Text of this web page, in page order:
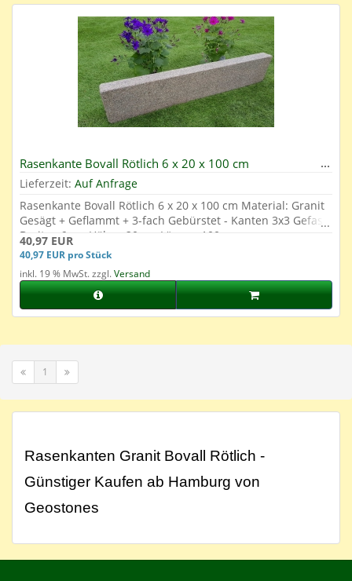
Rasenkante Bovall Rötlich 6 x 20 x 100 cm
Lieferzeit: Auf Anfrage
Rasenkante Bovall Rötlich 6 x 20 x 100 cm Material: Granit
Gesägt + Geflammt + 3-fach Gebürstet - Kanten 3x3 Gefast
Breite: 6 cm Höhe: 20 cm Länge: 100 cm
40,97 EUR
40,97 EUR pro Stück
inkl. 19 % MwSt. zzgl.Versand
1
Rasenkanten Granit Bovall Rötlich -
Günstiger Kaufen ab Hamburg von
Geostones